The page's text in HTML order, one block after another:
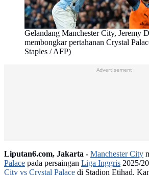
Gelandang Manchester City, Jeremy
membongkar pertahanan Crystal
Staples / AFP)
Advertisement
Liputan6.com, Jakarta - Manchester City
Palace pada persaingan Liga Inggris 2025/
City vs Crystal Palace di Stadion Etihad,